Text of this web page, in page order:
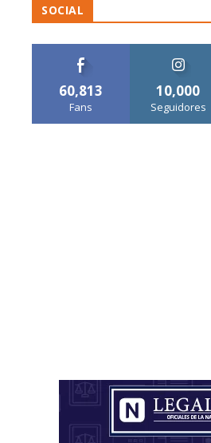
SOCIAL
60,813
Fans
10,000
Seguidores